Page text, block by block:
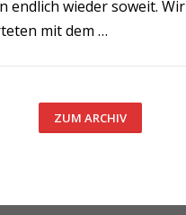
endlich wieder soweit. Wir
mit dem …
ZUM ARCHIV